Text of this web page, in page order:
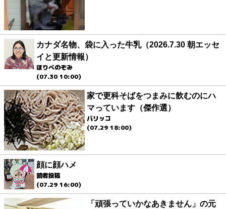
カナダ名物、袋に入った牛乳（2026.7.30 朝エッセ
イと更新情報）
ほりべのぞみ
(07.30 10:00)
家で更科そばをつまみに飲むのにハ
マっています（傑作選）
パリッコ
(07.29 18:00)
顔に顔ハメ
読者投稿
(07.29 16:00)
「頑張っていかなあきません」の元